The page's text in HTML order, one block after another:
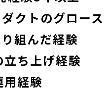
クトのグロー
組んだ経験
立ち上げ経験
用経験